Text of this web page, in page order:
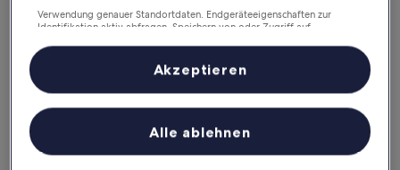
Gute Gründe, unsere App
herunterzuladen
Stets auf dem Laufenden
Greif bequem auch ohne WLAN auf deinen
Verwendung genauer Standortdaten. Endgeräteeigenschaften zur
Identifikation aktiv abfragen. Speichern von oder Zugriff auf
Inhalte, Messung von Werbeleistung und der Performance von Inhalten,
Zielgruppenforschung sowie Entwicklung und Verbesserung von
Liste der Partner (Lieferanten)
Alle ablehnen
Akzeptieren